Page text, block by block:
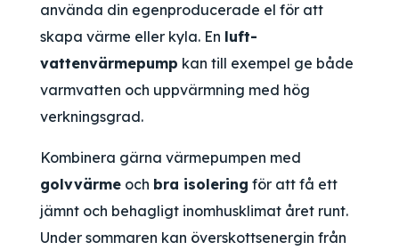
använda din egenproducerade el för att
skapa värme eller kyla. En luft-
vattenvärmepump kan till exempel ge både
varmvatten och uppvärmning med hög
verkningsgrad.
Kombinera gärna värmepumpen med
golvvärme och bra isolering för att få ett
jämnt och behagligt inomhusklimat året runt.
Under sommaren kan överskottsenergin från